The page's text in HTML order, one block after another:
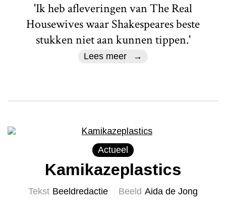
'Ik heb afleveringen van The Real
Housewives waar Shakespeares beste
stukken niet aan kunnen tippen.'
Lees meer
Actueel
Kamikazeplastics
Tekst Beeldredactie Beeld Aida de Jong